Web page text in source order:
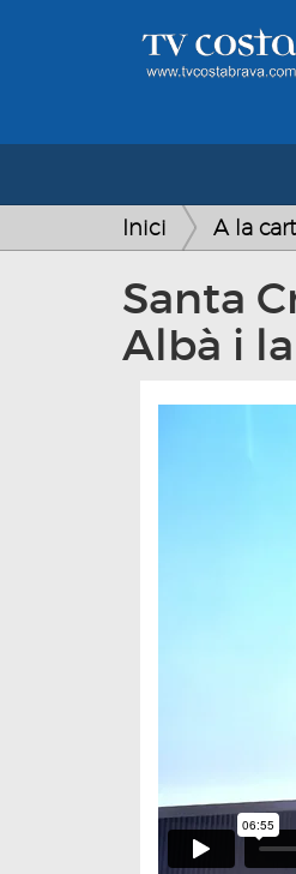
Inici A la
Santa
Albà i